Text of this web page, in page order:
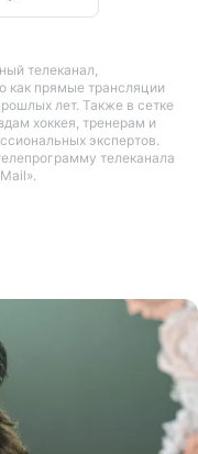
телеканал,
как прямые трансляции
лет. Также в сетке
хоккея, тренерам и
экспертов.
телеканала